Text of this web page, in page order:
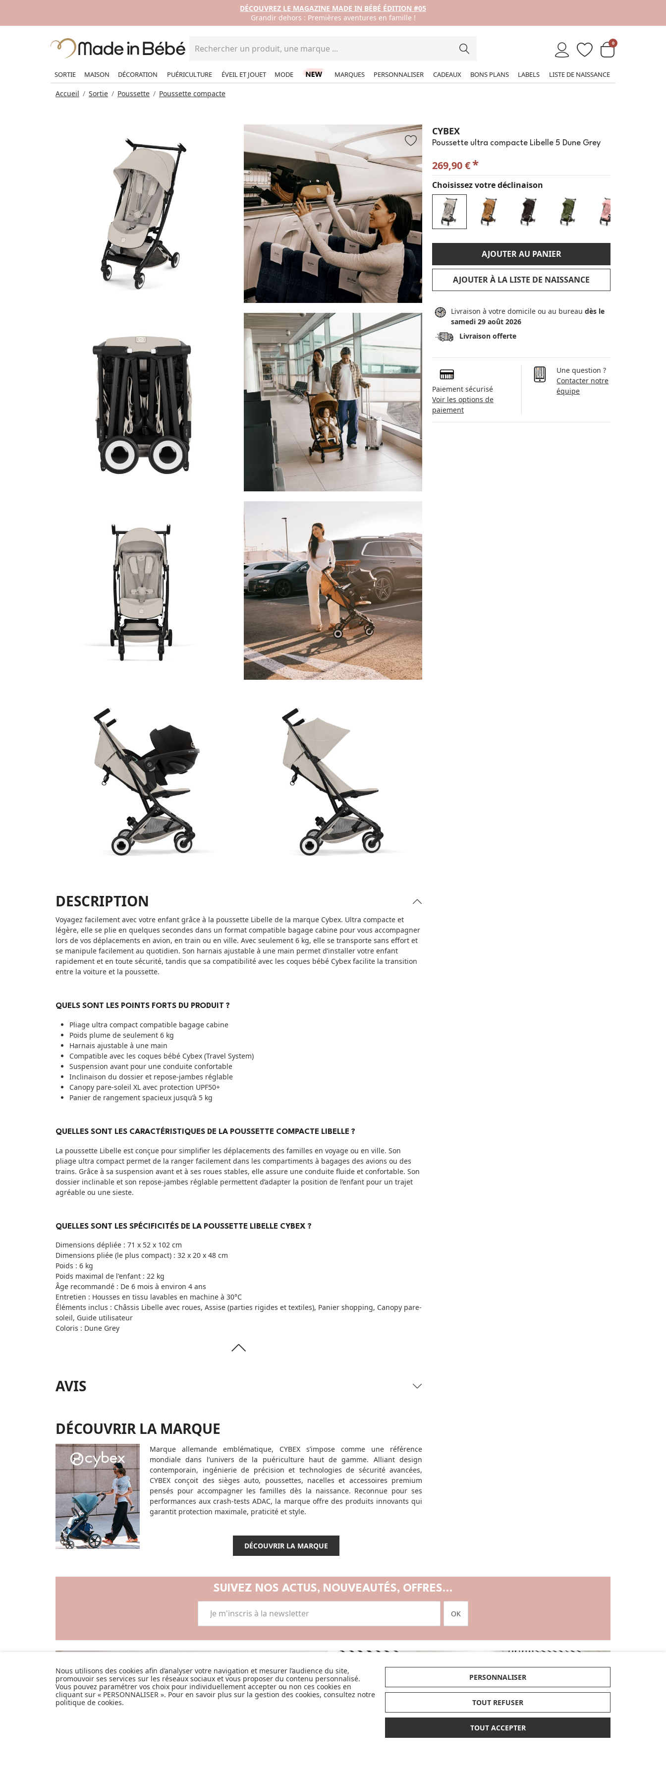
DÉCOUVREZ LE MAGAZINE MADE IN BÉBÉ ÉDITION #05
Grandir dehors : Premières aventures en famille !
0
SORTIE MAISON DÉCORATION PUÉRICULTURE ÉVEIL ET JOUET MODE MARQUES PERSONNALISER CADEAUX BONS PLANS LABELS LISTE DE NAISSANCE
Accueil Sortie Poussette Poussette compacte
CYBEX
Poussette ultra compacte Libelle 5 Dune Grey
269,90 €*
Choisissez votre déclinaison
AJOUTER AU PANIER
AJOUTER À LA LISTE DE NAISSANCE
Livraison à votre domicile ou au bureaudès le
samedi 29 août 2026
Livraison offerte
Paiement sécurisé
Voir les options de
paiement
Une question ?
Contacter notre
équipe
DESCRIPTION
Voyagez facilement avec votre enfant grâce à la poussette Libelle de la marque Cybex. Ultra compacte et
légère, elle se plie en quelques secondes dans un format compatible bagage cabine pour vous accompagner
lors de vos déplacements en avion, en train ou en ville. Avec seulement 6 kg, elle se transporte sans effort et
se manipule facilement au quotidien. Son harnais ajustable à une main permet d’installer votre enfant
rapidement et en toute sécurité, tandis que sa compatibilité avec les coques bébé Cybex facilite la transition
entre la voiture et la poussette.
QUELS SONT LES POINTS FORTS DU PRODUIT ?
Pliage ultra compact compatible bagage cabine
Poids plume de seulement 6 kg
Harnais ajustable à une main
Compatible avec les coques bébé Cybex (Travel System)
Suspension avant pour une conduite confortable
Inclinaison du dossier et repose-jambes réglable
Canopy pare-soleil XL avec protection UPF50+
Panier de rangement spacieux jusqu’à 5 kg
QUELLES SONT LES CARACTÉRISTIQUES DE LA POUSSETTE COMPACTE LIBELLE ?
La poussette Libelle est conçue pour simplifier les déplacements des familles en voyage ou en ville. Son
pliage ultra compact permet de la ranger facilement dans les compartiments à bagages des avions ou des
trains. Grâce à sa suspension avant et à ses roues stables, elle assure une conduite fluide et confortable. Son
dossier inclinable et son repose-jambes réglable permettent d’adapter la position de l’enfant pour un trajet
agréable ou une sieste.
QUELLES SONT LES SPÉCIFICITÉS DE LA POUSSETTE LIBELLE CYBEX ?
Dimensions dépliée : 71 x 52 x 102 cm
Dimensions pliée (le plus compact) : 32 x 20 x 48 cm
Poids : 6 kg
Poids maximal de l'enfant : 22 kg
Âge recommandé : De 6 mois à environ 4 ans
Entretien : Housses en tissu lavables en machine à 30°C
Éléments inclus : Châssis Libelle avec roues, Assise (parties rigides et textiles), Panier shopping, Canopy pare-
soleil, Guide utilisateur
Coloris : Dune Grey
AVIS
DÉCOUVRIR LA MARQUE
Marque allemande emblématique, CYBEX s’impose comme une référence
mondiale dans l’univers de la puériculture haut de gamme. Alliant design
contemporain, ingénierie de précision et technologies de sécurité avancées,
CYBEX conçoit des sièges auto, poussettes, nacelles et accessoires premium
pensés pour accompagner les familles dès la naissance. Reconnue pour ses
performances aux crash-tests ADAC, la marque offre des produits innovants qui
garantit protection maximale, praticité et style.
DÉCOUVRIR LA MARQUE
SUIVEZ NOS ACTUS, NOUVEAUTÉS, OFFRES...
OK
LISTE DE NAISSANCE
JE DÉCOUVRE
JE DÉCOUVRE
Enfin, retrouvez les dernières tendances et
Nous utilisons des cookies afin d’analyser votre navigation et mesurer l’audience du site,
promouvoir ses services sur les réseaux sociaux et vous proposer du contenu personnalisé.
Vous pouvez paramétrer vos choix pour individuellement accepter ou non ces cookies en
cliquant sur « PERSONNALISER ». Pour en savoir plus sur la gestion des cookies, consultez notre
politique de cookies.
PERSONNALISER
TOUT REFUSER
TOUT ACCEPTER